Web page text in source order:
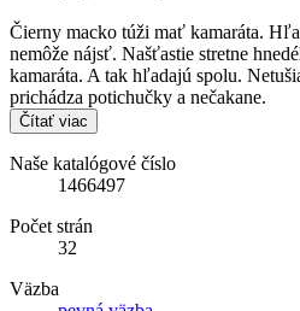
Čierny macko túži mať kamaráta.
nemôže nájsť. Našťastie stretne
kamaráta. A tak hľadajú spolu.
prichádza potichučky a nečakane.
Čítať viac
Naše katalógové číslo
1466497
Počet strán
32
Väzba